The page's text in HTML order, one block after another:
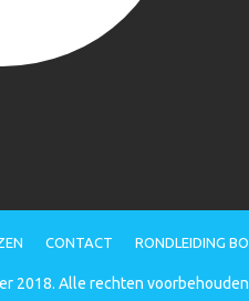
CONTACT RONDLEIDING
2018. Alle rechten